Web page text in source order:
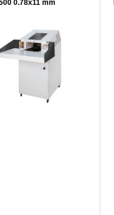
0.78x11 mm